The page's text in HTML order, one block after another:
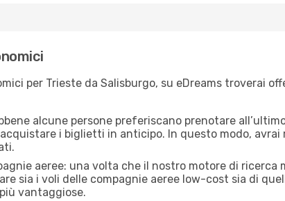
per Trieste da Salisburgo, su eDreams troverai
alcune persone preferiscano prenotare
i biglietti in anticipo. In questo modo,
aeree: una volta che il nostro motore di ricerca
sia i voli delle compagnie aeree low-cost sia di
vantaggiose.